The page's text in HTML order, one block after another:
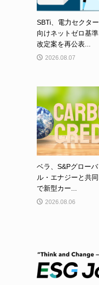
SBTi、電力セクター
向けネットゼロ基準
改定案を再公表...
2026.08.07
ベラ、S&Pグローバ
ル・エナジーと共同
で新型カー...
2026.08.06